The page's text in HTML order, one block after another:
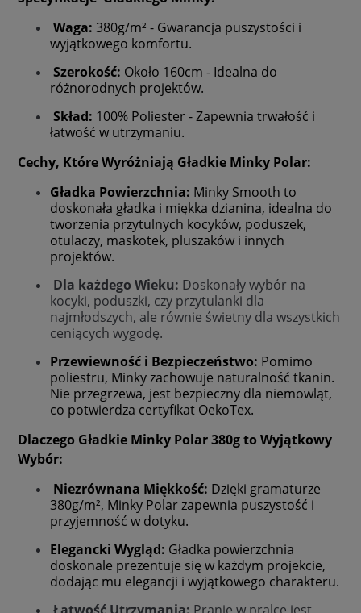
Waga: 380g/m² - Gwarancja puszystości i
wyjątkowego komfortu.
Szerokość: Około 160cm - Idealna do
różnorodnych projektów.
Skład: 100% Poliester - Zapewnia trwałość i
łatwość w utrzymaniu.
Cechy, Które Wyróżniają Gładkie Minky Polar:
Gładka Powierzchnia: Minky Smooth to
doskonała gładka i miękka dzianina, idealna do
tworzenia przytulnych kocyków, poduszek,
otulaczy, maskotek, pluszaków i innych
projektów.
Dla każdego Wieku: Doskonały wybór na
kocyki, poduszki, czy przytulanki dla
najmłodszych, ale równie świetny dla wszystkich
ceniących wygodę.
Przewiewność i Bezpieczeństwo: Pomimo
poliestru, Minky zachowuje naturalność tkanin.
Nie przegrzewa, jest bezpieczny dla niemowląt,
co potwierdza certyfikat OekoTex.
Dlaczego Gładkie Minky Polar 380g to Wyjątkowy
Wybór:
Niezrównana Miękkość: Dzięki gramaturze
380g/m², Minky Polar zapewnia puszystość i
przyjemność w dotyku.
Elegancki Wygląd: Gładka powierzchnia
doskonale prezentuje się w każdym projekcie,
dodając mu elegancji i wyjątkowego charakteru.